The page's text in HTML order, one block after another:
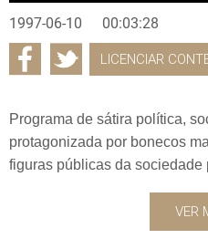
1997-06-10 00:03:28
LICENCIAR
Programa de sátira política,
protagonizada por bonecos
figuras públicas da sociedade
VER